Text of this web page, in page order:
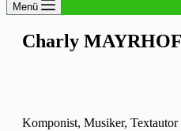
Menü
Charly
Komponist, Musiker, Textautor